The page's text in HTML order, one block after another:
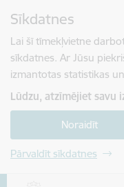
Sīkdatnes
Lai šī tīmekļvietne
sīkdatnes. Ar Jūsu
izmantotas statistikas
Lūdzu, atzīmējiet savu
Noraidīt
Pārvaldīt sīkdatnes